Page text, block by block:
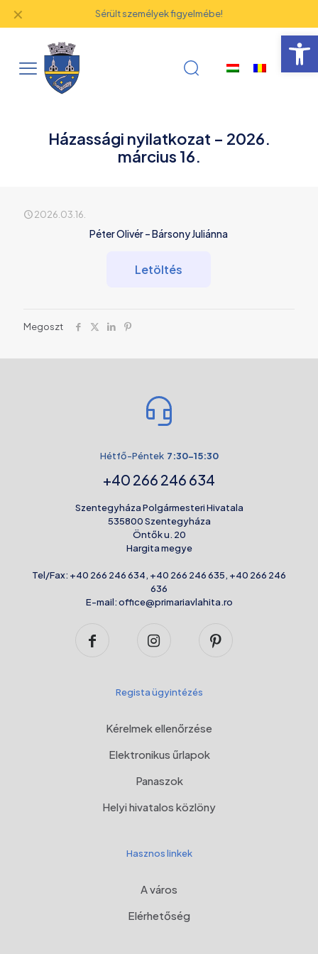
Sérült személyek figyelmébe!
✕
Házassági nyilatkozat – 2026.
március 16.
2026.03.16.
Péter Olivér – Bársony Juliánna
Letöltés
Megoszt
Hétfő-Péntek 7:30-15:30
+40 266 246 634
Szentegyháza Polgármesteri Hivatala
535800 Szentegyháza
Öntők u. 20
Hargita megye
Tel/Fax: +40 266 246 634, +40 266 246 635, +40 266 246
636
E-mail:office@primariavlahita.ro
Regista ügyintézés
Kérelmek ellenőrzése
Elektronikus űrlapok
Panaszok
Helyi hivatalos közlöny
Hasznos linkek
A város
Elérhetőség